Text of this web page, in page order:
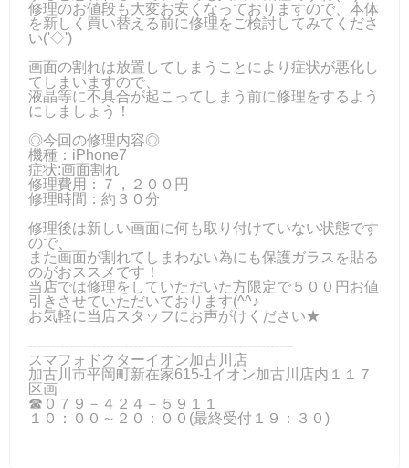
修理のお値段も大変お安くなっておりますので、本体
を新しく買い替える前に修理をご検討してみてくださ
い('◇')
画面の割れは放置してしまうことにより症状が悪化し
てしまいますので、
液晶等に不具合が起こってしまう前に修理をするよう
にしましょう！
◎今回の修理内容◎
機種：iPhone7
症状:画面割れ
修理費用：７，２００円
修理時間：約３０分
修理後は新しい画面に何も取り付けていない状態です
ので、
また画面が割れてしまわない為にも保護ガラスを貼る
のがおススメです！
当店では修理をしていただいた方限定で５００円お値
引きさせていただいております(^^♪
お気軽に当店スタッフにお声がけください★
----------------------------------------------------------
スマフォドクターイオン加古川店
加古川市平岡町新在家615-1イオン加古川店内１１７
区画
☎０７９－４２４－５９１１
１０：００～２０：００(最終受付１９：３０)